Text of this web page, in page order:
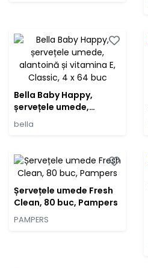
Bella Baby Happy,
șervețele umede,
alantoină și vitamina E,
bella
Șervețele umede Fresh
Clean, 80 buc, Pampers
PAMPERS